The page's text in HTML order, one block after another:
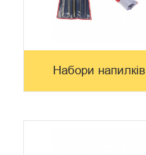
Набори напилків